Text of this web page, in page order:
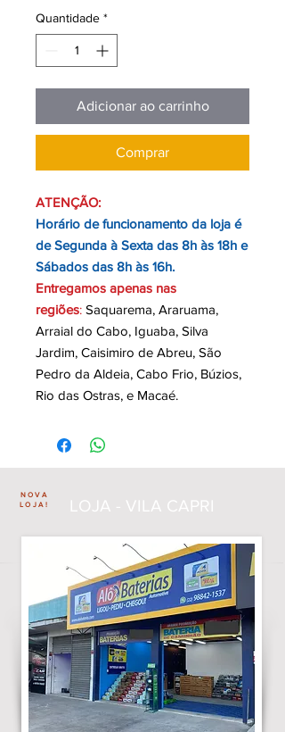
Quantidade *
Adicionar ao carrinho
Comprar
ATENÇÃO:
Horário de funcionamento da loja é
de Segunda à Sexta das 8h às 18h e
Sábados das 8h às 16h.
Entregamos apenas nas
regiões: Saquarema, Araruama,
Arraial do Cabo, Iguaba, Silva
Jardim, Caisimiro de Abreu, São
Pedro da Aldeia, Cabo Frio, Búzios,
Rio das Ostras, e Macaé.
LOJA - VILA CAPRI
NOVA
LOJA!